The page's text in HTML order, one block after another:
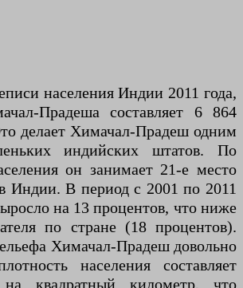
населения Индии 2011 года,
Прадеша составляет 6 864
делает Химачал-Прадеш одним
индийских штатов. По
он занимает 21-е место
Индии. В период с 2001 по 2011
на 13 процентов, что ниже
по стране (18 процентов).
Химачал-Прадеш довольно
населения составляет
квадратный километр, что